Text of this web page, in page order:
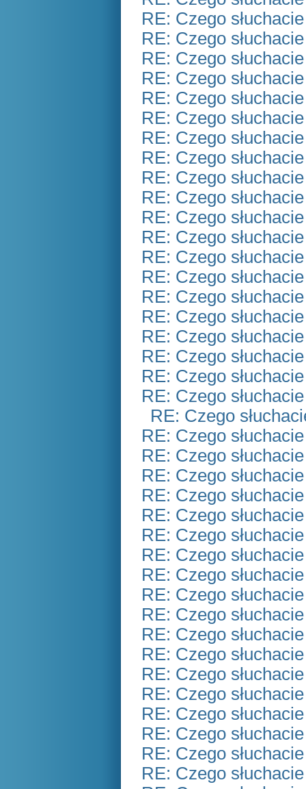
RE: Czego
RE: Czego
RE: Czego
RE: Czego
RE: Czego
RE: Czego
RE: Czego
RE: Czego
RE: Czego
RE: Czego
RE: Czego
RE: Czego
RE: Czego
RE: Czego
RE: Czego
RE: Czego
RE: Czego
RE: Czego
RE: Czego
RE: Czego
RE: Czego
RE: Czego
RE: Czego
RE: Czego
RE: Czego
RE: Czego
RE: Czego
RE: Czego
RE: Czego
RE: Czego
RE: Czego
RE: Czego
RE: Czego
RE: Czego
RE: Czego
RE: Czego
RE: Czego
RE: Czego
RE: Czego